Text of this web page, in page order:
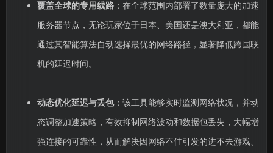
覆盖全球的专用线路：在全球范围内部署了数量庞大的加速
服务器节点，无论玩家位于日本、美国还是澳大利亚，都能
通过其智能算法自动选择最优的网络路径，显著降低跨国联
机的延迟时间。
动态优化延迟与丢包：该工具能够实时监测网络状况，并动
态调整加速策略，有效抑制网络波动和数据包丢失，大幅增
强连接的可靠性，从而解决因网络不佳引发的进不去游戏、